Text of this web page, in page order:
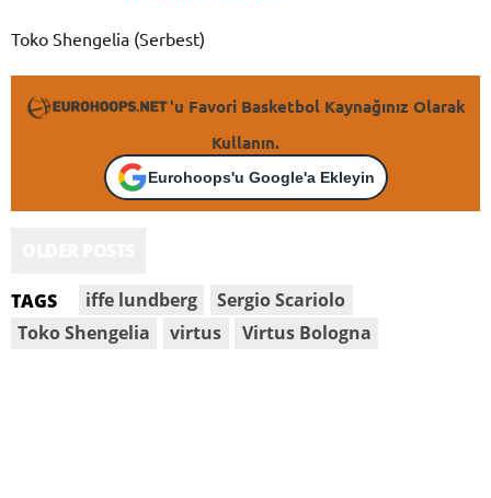
Toko Shengelia (Serbest)
'u Favori Basketbol Kaynağınız Olarak
Kullanın.
Eurohoops'u Google'a Ekleyin
TAGS iffe lundberg
Sergio Scariolo
Toko Shengelia
virtus Virtus Bologna